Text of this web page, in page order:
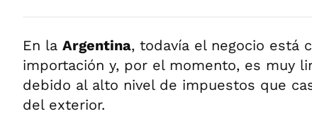
En la Argentina, todavía el negocio está
importación y, por el momento, es muy
debido al alto nivel de impuestos que
del exterior.